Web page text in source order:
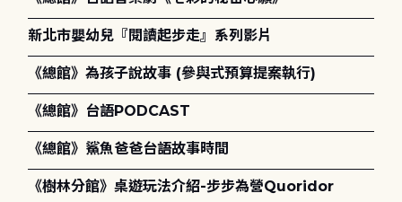
新北市嬰幼兒『閱讀起步走』系列影片
《總館》為孩子說故事 (參與式預算提案執行)
《總館》台語PODCAST
《總館》鯊魚爸爸台語故事時間
《樹林分館》桌遊玩法介紹-步步為營Quoridor